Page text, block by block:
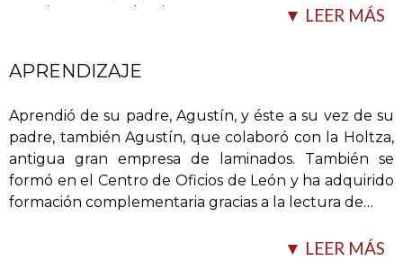
americanas y anglosajonas.
trabajos totalmente artesanales, utilizando tanto
▼ LEER MÁS
APRENDIZAJE
Aprendió de su padre, Agustín, y éste a su vez de su
padre, también Agustín, que colaboró con la Holtza,
antigua gran empresa de laminados. También se
formó en el Centro de Oficios de León y ha adquirido
formación complementaria gracias a la lectura de…
▼ LEER MÁS